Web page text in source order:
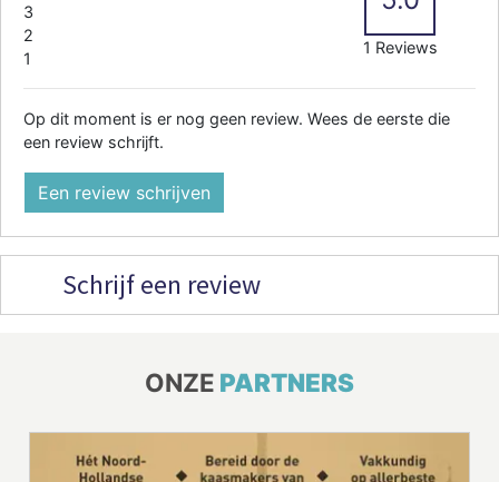
3
2
1
1 Reviews
Op dit moment is er nog geen review. Wees de eerste die
een review schrijft.
Een review schrijven
Schrijf een review
ONZE PARTNERS